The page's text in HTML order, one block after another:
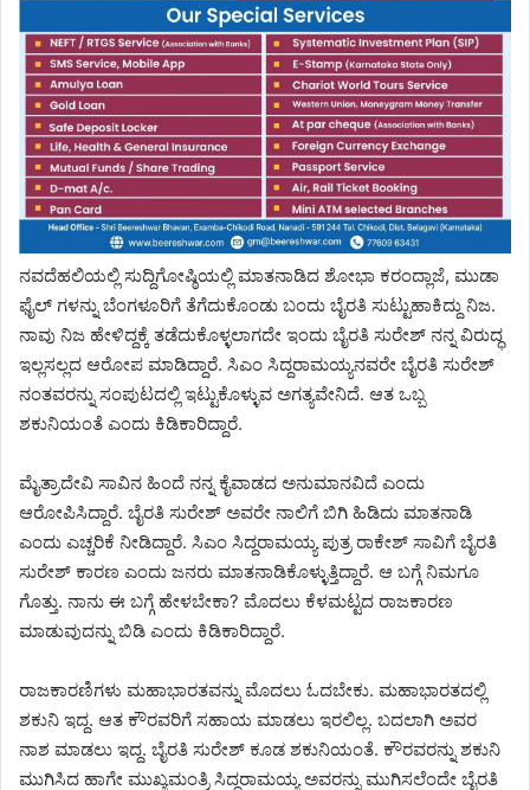
ನವದೆಹಲಿಯಲ್ಲಿ ಸುದ್ದಿಗೋಷ್ಠಿಯಲ್ಲಿ ಮಾತನಾಡಿದ ಶೋಭಾ ಕರಂದ್ಲಾಜೆ, ಮುಡಾ
ಫೈಲ್ ಗಳನ್ನು ಬೆಂಗಳೂರಿಗೆ ತೆಗೆದುಕೊಂಡು ಬಂದು ಬೈರತಿ ಸುಟ್ಟುಹಾಕಿದ್ದು ನಿಜ.
ನಾವು ನಿಜ ಹೇಳಿದ್ದಕ್ಕೆ ತಡೆದುಕೊಳ್ಳಲಾಗದೇ ಇಂದು ಬೈರತಿ ಸುರೇಶ್ ನನ್ನ ವಿರುದ್ಧ
ಇಲ್ಲಸಲ್ಲದ ಆರೋಪ ಮಾಡಿದ್ದಾರೆ. ಸಿಎಂ ಸಿದ್ದರಾಮಯ್ಯನವರೇ ಬೈರತಿ ಸುರೇಶ್
ನಂತವರನ್ನು ಸಂಪುಟದಲ್ಲಿ ಇಟ್ಟುಕೊಳ್ಳುವ ಅಗತ್ಯವೇನಿದೆ. ಆತ ಒಬ್ಬ
ಶಕುನಿಯಂತೆ ಎಂದು ಕಿಡಿಕಾರಿದ್ದಾರೆ.
ಮೈತ್ರಾದೇವಿ ಸಾವಿನ ಹಿಂದೆ ನನ್ನ ಕೈವಾಡದ ಅನುಮಾನವಿದೆ ಎಂದು
ಆರೋಪಿಸಿದ್ದಾರೆ. ಬೈರತಿ ಸುರೇಶ್ ಅವರೇ ನಾಲಿಗೆ ಬಿಗಿ ಹಿಡಿದು ಮಾತನಾಡಿ
ಎಂದು ಎಚ್ಚರಿಕೆ ನೀಡಿದ್ದಾರೆ. ಸಿಎಂ ಸಿದ್ದರಾಮಯ್ಯ ಪುತ್ರ ರಾಕೇಶ್ ಸಾವಿಗೆ ಬೈರತಿ
ಸುರೇಶ್ ಕಾರಣ ಎಂದು ಜನರು ಮಾತನಾಡಿಕೊಳ್ಳುತ್ತಿದ್ದಾರೆ. ಆ ಬಗ್ಗೆ ನಿಮಗೂ
ಗೊತ್ತು. ನಾನು ಈ ಬಗ್ಗೆ ಹೇಳಬೇಕಾ? ಮೊದಲು ಕೆಳಮಟ್ಟದ ರಾಜಕಾರಣ
ಮಾಡುವುದನ್ನು ಬಿಡಿ ಎಂದು ಕಿಡಿಕಾರಿದ್ದಾರೆ.
ರಾಜಕಾರಣಿಗಳು ಮಹಾಭಾರತವನ್ನು ಮೊದಲು ಓದಬೇಕು. ಮಹಾಭಾರತದಲ್ಲಿ
ಶಕುನಿ ಇದ್ದ. ಆತ ಕೌರವರಿಗೆ ಸಹಾಯ ಮಾಡಲು ಇರಲಿಲ್ಲ. ಬದಲಾಗಿ ಅವರ
ನಾಶ ಮಾಡಲು ಇದ್ದ. ಬೈರತಿ ಸುರೇಶ್ ಕೂಡ ಶಕುನಿಯಂತೆ. ಕೌರವರನ್ನು ಶಕುನಿ
ಮುಗಿಸಿದ ಹಾಗೇ ಮುಖ್ಯಮಂತ್ರಿ ಸಿದ್ದರಾಮಯ್ಯ ಅವರನ್ನು ಮುಗಿಸಲೆಂದೇ ಬೈರತಿ